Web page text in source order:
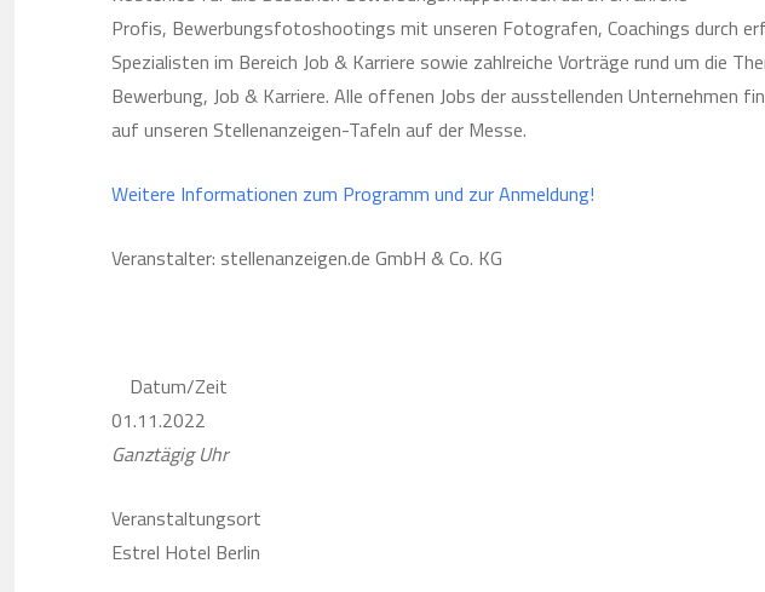
Profis, Bewerbungsfotoshootings mit unseren Fotografen, Coachings durch
Spezialisten im Bereich Job & Karriere sowie zahlreiche Vorträge rund um die
Bewerbung, Job & Karriere. Alle offenen Jobs der ausstellenden Unternehmen
auf unseren Stellenanzeigen-Tafeln auf der Messe.
Weitere Informationen zum Programm und zur Anmeldung!
Veranstalter: stellenanzeigen.de GmbH & Co. KG
Datum/Zeit
01.11.2022
Ganztägig Uhr
Veranstaltungsort
Estrel Hotel Berlin